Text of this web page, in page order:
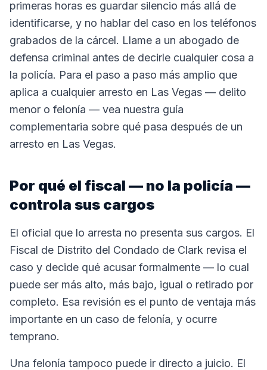
primeras horas es guardar silencio más allá de
identificarse, y no hablar del caso en los teléfonos
grabados de la cárcel. Llame a un abogado de
defensa criminal antes de decirle cualquier cosa a
la policía. Para el paso a paso más amplio que
aplica a cualquier arresto en Las Vegas — delito
menor o felonía — vea nuestra guía
complementaria sobre qué pasa después de un
arresto en Las Vegas.
Por qué el fiscal — no la policía —
controla sus cargos
El oficial que lo arresta no presenta sus cargos. El
Fiscal de Distrito del Condado de Clark revisa el
caso y decide qué acusar formalmente — lo cual
puede ser más alto, más bajo, igual o retirado por
completo. Esa revisión es el punto de ventaja más
importante en un caso de felonía, y ocurre
temprano.
Una felonía tampoco puede ir directo a juicio. El